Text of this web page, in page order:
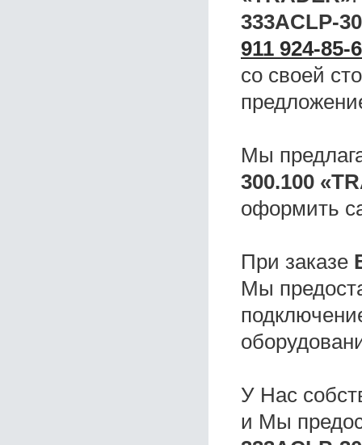
333ACLP-
911 924-85-
со своей
Мы
300.100
оформить
При заказе
Мы
У Нас
и Мы